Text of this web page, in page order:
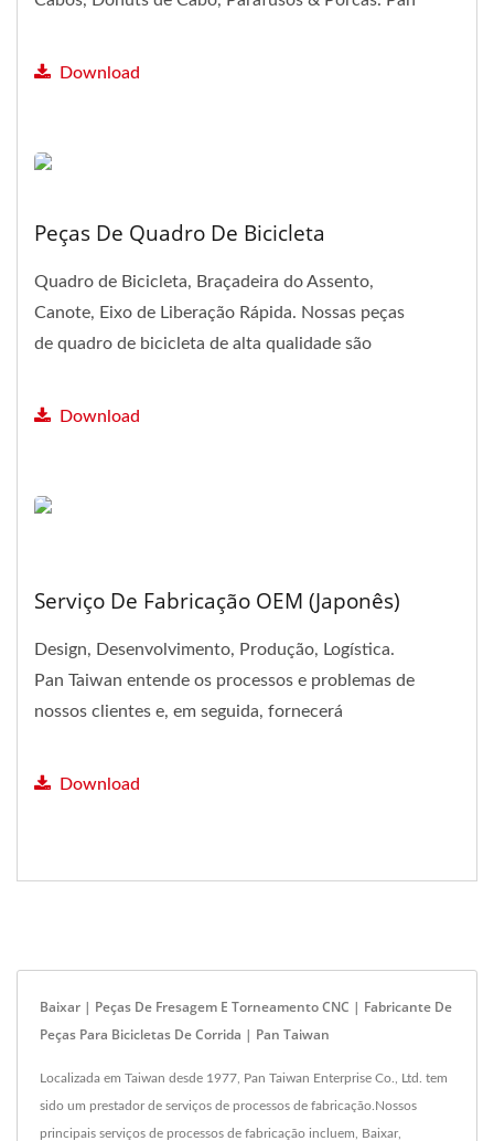
Download
Peças De Quadro De Bicicleta
Quadro de Bicicleta, Braçadeira do Assento,
Canote, Eixo de Liberação Rápida. Nossas peças
de quadro de bicicleta de alta qualidade são
Download
Serviço De Fabricação OEM (Japonês)
Design, Desenvolvimento, Produção, Logística.
Pan Taiwan entende os processos e problemas de
nossos clientes e, em seguida, fornecerá
Download
Baixar | Peças De Fresagem E Torneamento CNC | Fabricante De
Peças Para Bicicletas De Corrida | Pan Taiwan
Localizada em Taiwan desde 1977, Pan Taiwan Enterprise Co., Ltd. tem
sido um prestador de serviços de processos de fabricação.Nossos
principais serviços de processos de fabricação incluem, Baixar,